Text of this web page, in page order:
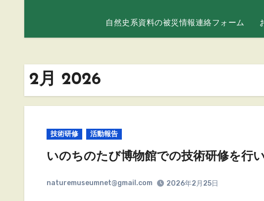
自然史系資料の被災情報連絡フォーム
2月 2026
技術研修 活動報告
いのちのたび博物館での技術研修を行
naturemuseumnet@gmail.com 2026年2月25日